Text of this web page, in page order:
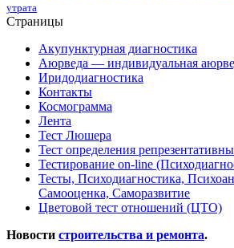
утрата
Страницы
Акупунктурная диагностика
Аюрведа — индивидуальная
Иридодиагностика
Контакты
Космограмма
Лента
Тест Люшера
Тест определения
Тестирование on-line
Тесты, Психодиагностика,
Самооценка, Саморазвитие
Цветовой тест отношений (ЦТО)
Новости строительства и ремонта.